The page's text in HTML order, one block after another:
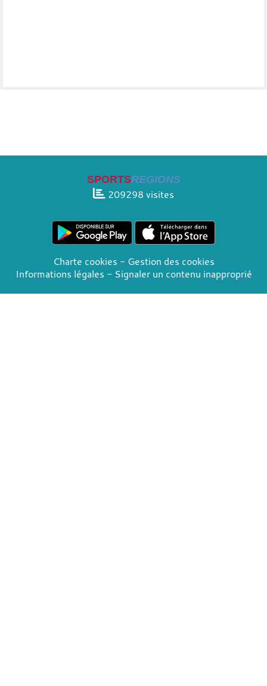
SPORTSREGIONS
209298 visites
Charte cookies
Gestion des cookies
Informations légales
Signaler un contenu inapproprié